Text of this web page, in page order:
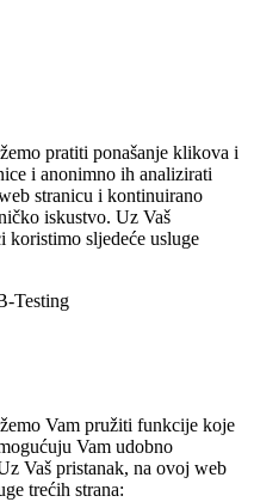
pratiti ponašanje klikova i
i anonimno ih analizirati
stranicu i kontinuirano
iskustvo. Uz Vaš
koristimo sljedeće usluge
Testing
Vam pružiti funkcije koje
Vam udobno
Vaš pristanak, na ovoj web
trećih strana: